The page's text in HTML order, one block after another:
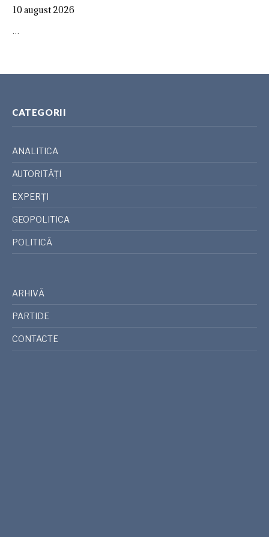
10 august 2026
…
CATEGORII
ANALITICA
AUTORITĂȚI
EXPERȚI
GEOPOLITICA
POLITICĂ
ARHIVĂ
PARTIDE
CONTACTE